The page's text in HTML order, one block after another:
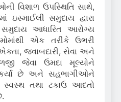
વિશાળ ઉપસ્થિતિ સાથે,
ઇસ્માઈલી સમુદાય દ્વારા
આધારિત આરોગ્ય
એક તરીકે ઉભરી
જવાબદારી, સેવા અને
જેવા ઉમદા મૂલ્યોને
છે અને સહભાગીઓને
સ્વસ્થ તથા ટકાઉ આદતો